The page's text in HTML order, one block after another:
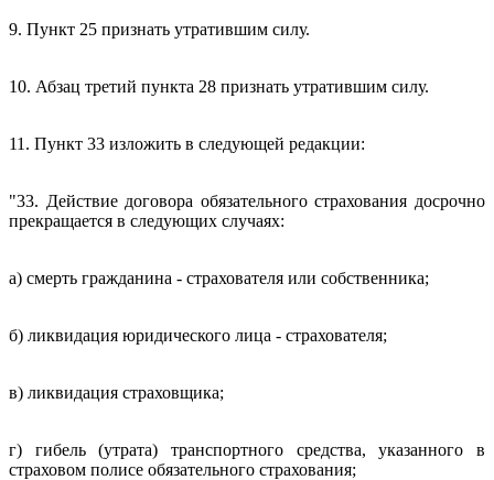
9. Пункт 25 признать утратившим силу.
10. Абзац третий пункта 28 признать утратившим силу.
11. Пункт 33 изложить в следующей редакции:
"33. Действие договора обязательного страхования досрочно
прекращается в следующих случаях:
а) смерть гражданина - страхователя или собственника;
б) ликвидация юридического лица - страхователя;
в) ликвидация страховщика;
г) гибель (утрата) транспортного средства, указанного в
страховом полисе обязательного страхования;